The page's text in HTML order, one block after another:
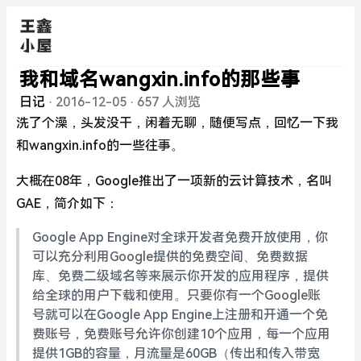
我和域名wangxin.info的那些事
日记 · 2016-12-05 · 657 人浏览
洗了个澡，头发没干，闲着无聊，随便写点，回忆一下我
和wangxin.info的一些往事。
大概在08年，Google推出了一项新的云计算技术，名叫
GAE，简介如下：
Google App Engine对全球开发者免费开放使用，你
可以充分利用Google提供的免费空间、免费数据
库、免费二级域名等来展示你开发的应用程序，提供
给全球的用户下载和使用。只要你有一个Google账
号就可以在Google App Engine上注册和开通一个免
费账号，免费账号允许你创建10个应用，每一个应用
提供1GB的容量，月流量是60GB（传出和传入带宽